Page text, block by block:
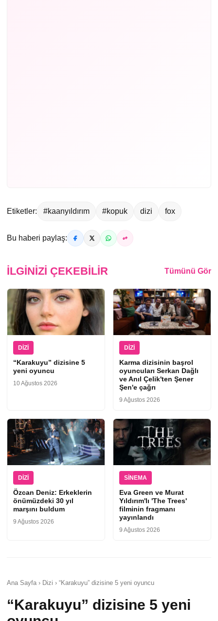
Etiketler: #kaanyıldırım #kopuk dizi fox
Bu haberi paylaş:
İLGINIZI ÇEKEBILIR Tümünü Gör
DIZI
“Karakuyu” dizisine 5
yeni oyuncu
10 Ağustos 2026
DIZI
Karma dizisinin başrol
oyuncuları Serkan Dağlı
ve Anıl Çelik'ten Şener
Şen'e çağrı
9 Ağustos 2026
DIZI
Özcan Deniz: Erkeklerin
önümüzdeki 30 yıl
marşını buldum
9 Ağustos 2026
SINEMA
Eva Green ve Murat
Yıldırım'lı 'The Trees'
filminin fragmanı
yayınlandı
9 Ağustos 2026
Ana Sayfa › Dizi › “Karakuyu” dizisine 5 yeni oyuncu
“Karakuyu” dizisine 5 yeni